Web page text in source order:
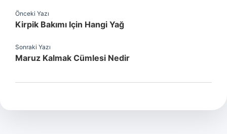
Önceki Yazı
Kirpik Bakımı Için Hangi Yağ
Sonraki Yazı
Maruz Kalmak Cümlesi Nedir